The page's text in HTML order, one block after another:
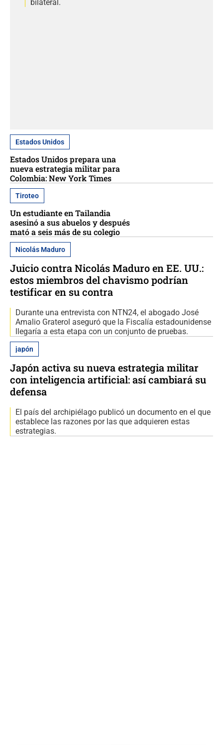
bilateral.
Estados Unidos
Estados Unidos prepara una
nueva estrategia militar para
Colombia: New York Times
Tiroteo
Un estudiante en Tailandia
asesinó a sus abuelos y después
mató a seis más de su colegio
Nicolás Maduro
Juicio contra Nicolás Maduro en EE. UU.:
estos miembros del chavismo podrían
testificar en su contra
Durante una entrevista con NTN24, el abogado José
Amalio Graterol aseguró que la Fiscalía estadounidense
llegaría a esta etapa con un conjunto de pruebas.
japón
Japón activa su nueva estrategia militar
con inteligencia artificial: así cambiará su
defensa
El país del archipiélago publicó un documento en el que
establece las razones por las que adquieren estas
estrategias.